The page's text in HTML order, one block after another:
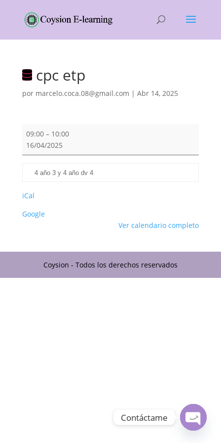
cpc etp
por marcelo.coca.08@gmail.com | Abr 14, 2025
cpc
etp
09:00 – 10:00
16/04/2025
4 año 3 y 4 año dv 4
iCal
Google
Ver calendario completo
Coysion - Todos los derechos reservados
Contáctame